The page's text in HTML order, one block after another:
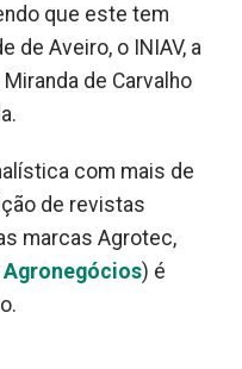
que este tem
de Aveiro, o INIAV, a
de Carvalho
com mais de
de revistas
marcas Agrotec,
Agronegócios) é